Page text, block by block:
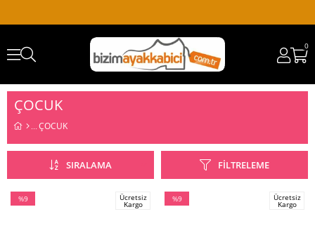
0
ÇOCUK
ÇOCUK
FILTRELEME
SIRALAMA
%9
Ücretsiz
Kargo
%9
Ücretsiz
Kargo